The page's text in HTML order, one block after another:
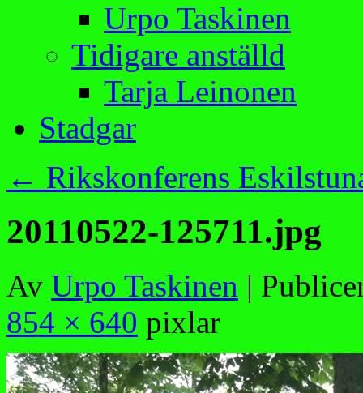
Urpo Taskinen
Tidigare anställd
Tarja Leinonen
Stadgar
← Rikskonferens
20110522-125711.jpg
Av Urpo Taskinen |
854 × 640 pixlar